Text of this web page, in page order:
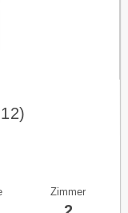
Zimmer